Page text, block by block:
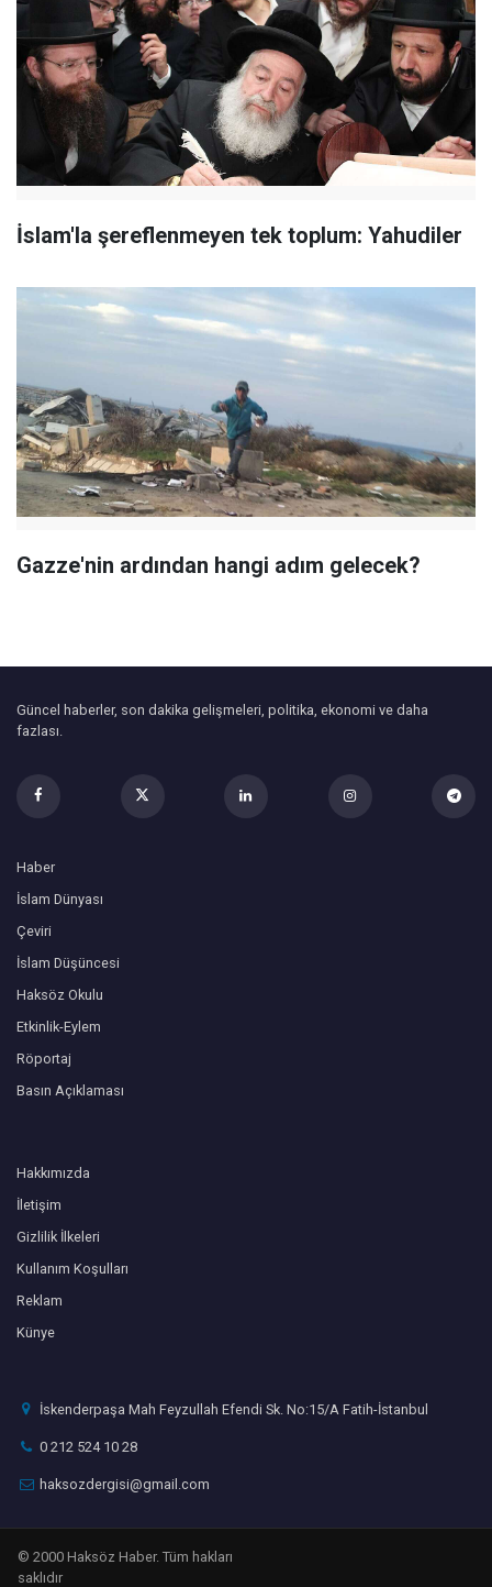
İslam'la şereflenmeyen tek toplum: Yahudiler
Gazze'nin ardından hangi adım gelecek?
Güncel haberler, son dakika gelişmeleri, politika, ekonomi ve daha
fazlası.
Haber
İslam Dünyası
Çeviri
İslam Düşüncesi
Haksöz Okulu
Etkinlik-Eylem
Röportaj
Basın Açıklaması
Hakkımızda
İletişim
Gizlilik İlkeleri
Kullanım Koşulları
Reklam
Künye
İskenderpaşa Mah Feyzullah Efendi Sk. No:15/A Fatih-İstanbul
0 212 524 10 28
haksozdergisi@gmail.com
© 2000 Haksöz Haber. Tüm hakları
saklıdır